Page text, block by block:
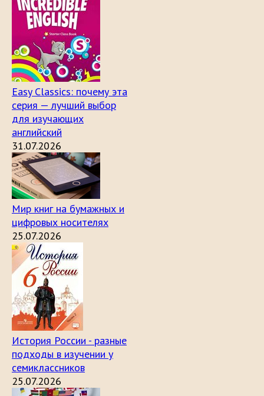
Easy Classics: почему эта
серия — лучший выбор
для изучающих
английский
31.07.2026
Мир книг на бумажных и
цифровых носителях
25.07.2026
История России - разные
подходы в изучении у
семиклассников
25.07.2026